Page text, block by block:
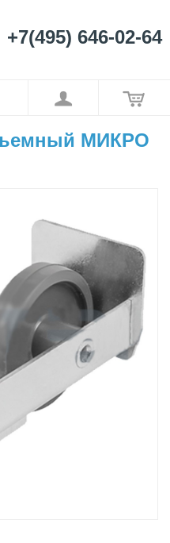
+7(495) 646-02-64
МИКРО